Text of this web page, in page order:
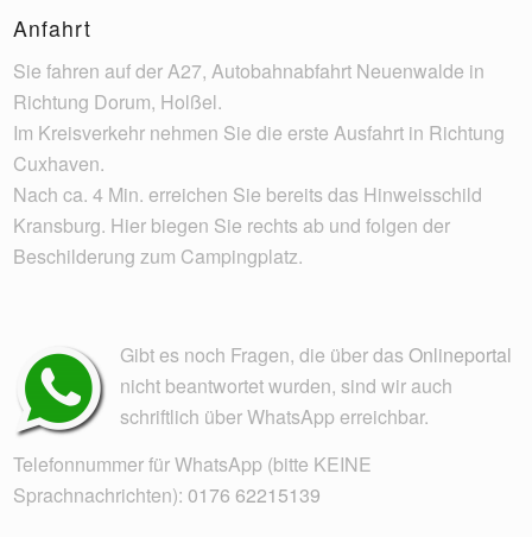
Anfahrt
Sie fahren auf der A27, Autobahnabfahrt Neuenwalde in
Richtung Dorum, Holßel.
Im Kreisverkehr nehmen Sie die erste Ausfahrt in Richtung
Cuxhaven.
Nach ca. 4 Min. erreichen Sie bereits das Hinweisschild
Kransburg. Hier biegen Sie rechts ab und folgen der
Beschilderung zum Campingplatz.
Gibt es noch Fragen, die über dasOnlineportal
nicht beantwortet wurden, sind wir auch
schriftlich über WhatsApp erreichbar.
Telefonnummer für WhatsApp (bitte KEINE
Sprachnachrichten): 0176 62215139